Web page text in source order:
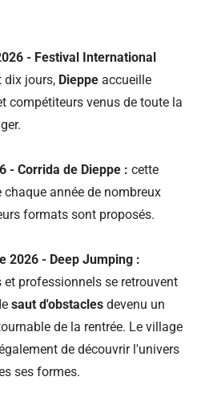
- Festival International
dix jours, Dieppe accueille
compétiteurs venus de toute la
- Corrida de Dieppe : cette
année de nombreux
formats sont proposés.
2026 - Deep Jumping :
professionnels se retrouvent
saut d'obstacles devenu un
de la rentrée. Le village
de découvrir l'univers
ses formes.